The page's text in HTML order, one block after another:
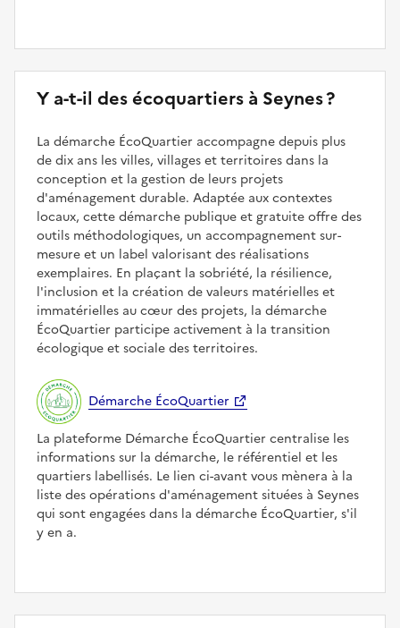
Y a-t-il des écoquartiers à Seynes ?
La démarche ÉcoQuartier accompagne depuis plus
de dix ans les villes, villages et territoires dans la
conception et la gestion de leurs projets
d'aménagement durable. Adaptée aux contextes
locaux, cette démarche publique et gratuite offre des
outils méthodologiques, un accompagnement sur-
mesure et un label valorisant des réalisations
exemplaires. En plaçant la sobriété, la résilience,
l'inclusion et la création de valeurs matérielles et
immatérielles au cœur des projets, la démarche
ÉcoQuartier participe activement à la transition
écologique et sociale des territoires.
Démarche ÉcoQuartier
La plateforme Démarche ÉcoQuartier centralise les
informations sur la démarche, le référentiel et les
quartiers labellisés. Le lien ci-avant vous mènera à la
liste des opérations d'aménagement situées à Seynes
qui sont engagées dans la démarche ÉcoQuartier, s'il
y en a.